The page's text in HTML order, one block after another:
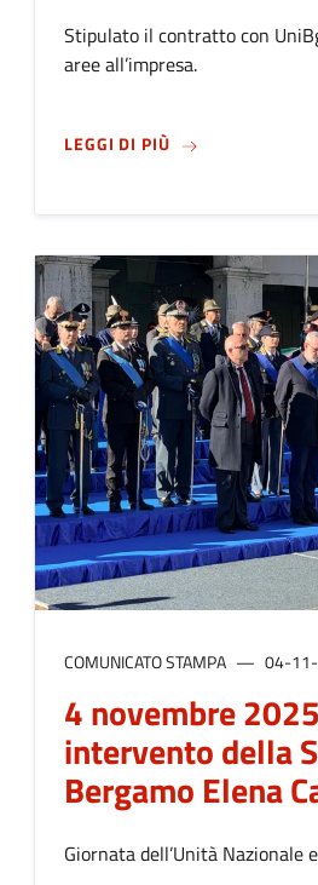
Stipulato il contratto con
aree all’impresa.
LEGGI DI PIÙSUEX CASERME
COMUNICATO STAMPA 04-
4 novembre
intervento della
Bergamo Elena
Giornata dell’Unità Nazionale